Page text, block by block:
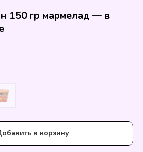
150 гр мармелад — в
в корзину